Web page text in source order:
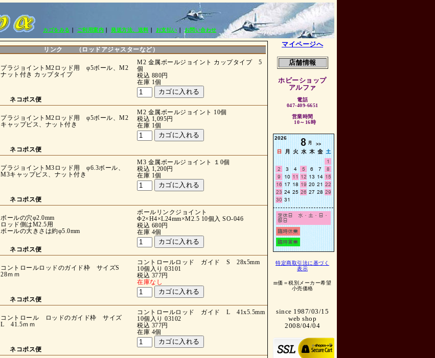
カゴをみる ご利用案内 発送方法、送料 お支払い ｜お問い合わせ
リンク （ロッドアジャスターなど）
プラジョイントM2ロッド用 φ5ボール、M2
ナット付き カップタイプ
ネコポス便
M2 金属ボールジョイント カップタイプ 5
個
税込 880円
在庫 1個
プラジョイントM2ロッド用 φ5ボール、M2
キャップビス、ナット付き
ネコポス便
M2 金属ボールジョイント 10個
税込 1,095円
在庫 1個
プラジョイントM3ロッド用 φ6.3ボール、
M3キャップビス、ナット付き
ネコポス便
M3 金属ボールジョイント １0個
税込 1,200円
在庫 1個
ボールの穴φ2.0mm
ロッド側はM2.5用
ボールの大きさは約φ5.0mm
ネコポス便
ボールリンクジョイント
Φ2×H4×L24mm×M2.5 10個入 SO-046
税込 680円
在庫 4個
コントロールロッドのガイド枠 サイズS
28ｍｍ
ネコポス便
コントロールロッド ガイド S 28x5mm
10個入り 03101
税込 377円
在庫なし
コントロール ロッドのガイド枠 サイズ
L 41.5ｍｍ
ネコポス便
コントロールロッド ガイド L 41x5.5mm
10個入り 03102
税込 377円
在庫 4個
マイページへ
店舗情報
ホビーショップ
アルファ
電話
047-409-6651
営業時間
10～16時
特定商取引法に基づく
表示
m価＝税別メーカー希望
小売価格
since 1987/03/15
web shop
2008/04/04